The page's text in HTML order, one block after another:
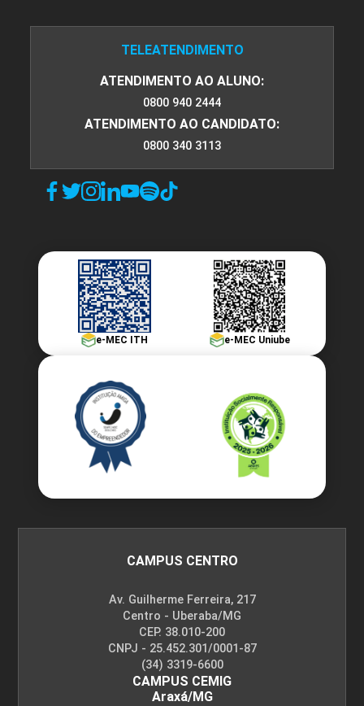
TELEATENDIMENTO
ATENDIMENTO AO ALUNO:
0800 940 2444
ATENDIMENTO AO CANDIDATO:
0800 340 3113
e-MEC ITH e-MEC Uniube
CAMPUS CENTRO
Av. Guilherme Ferreira, 217
Centro - Uberaba/MG
CEP. 38.010-200
CNPJ - 25.452.301/0001-87
(34) 3319-6600
CAMPUS CEMIG
Araxá/MG